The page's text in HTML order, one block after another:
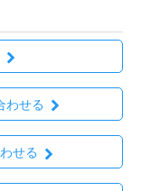
わせる
せる